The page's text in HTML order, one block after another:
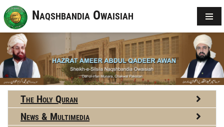
Naqshbandia Owaisiah
The Holy Quran
News & Multimedia